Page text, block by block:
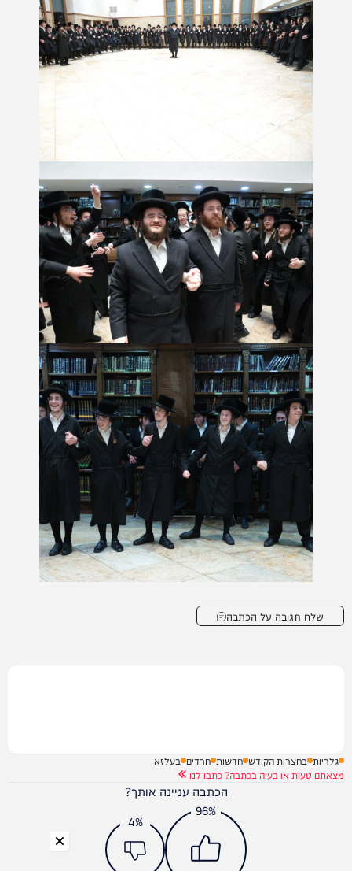
שלח תגובה על הכתבה
גלריות בחצרות הקודש חדשות חרדים בעלזא
מצאתם טעות או בעיה בכתבה? כתבו לנו
הכתבה עניינה אותך?
96%
4%